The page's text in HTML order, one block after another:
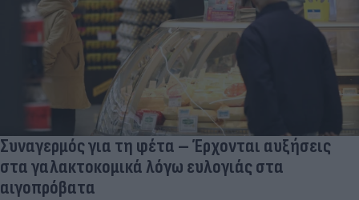
Συναγερμός για τη φέτα – Έρχονται αυξήσεις
στα γαλακτοκομικά λόγω ευλογιάς στα
αιγοπρόβατα